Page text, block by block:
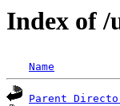
Index of
Name
Parent